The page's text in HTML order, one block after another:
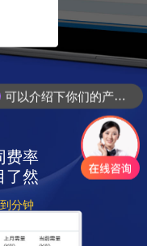
费率
了然
分钟
可以介绍下你们的产品么
你们是怎么收费的呢？